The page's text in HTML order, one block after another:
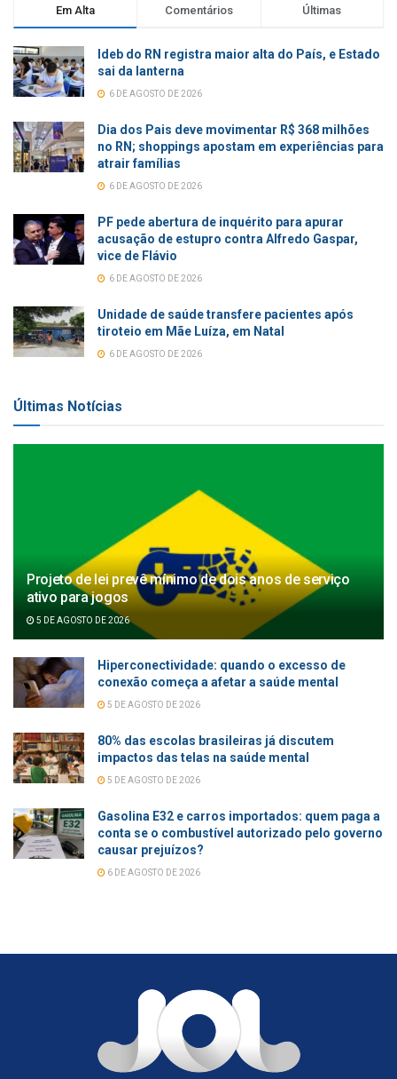
Em Alta Comentários Últimas
Ideb do RN registra maior alta do País, e Estado
sai da lanterna
6 DE AGOSTO DE 2026
Dia dos Pais deve movimentar R$ 368 milhões
no RN; shoppings apostam em experiências para
atrair famílias
6 DE AGOSTO DE 2026
PF pede abertura de inquérito para apurar
acusação de estupro contra Alfredo Gaspar,
vice de Flávio
6 DE AGOSTO DE 2026
Unidade de saúde transfere pacientes após
tiroteio em Mãe Luíza, em Natal
6 DE AGOSTO DE 2026
Últimas Notícias
Projeto de lei prevê mínimo de dois anos de serviço
ativo para jogos
5 DE AGOSTO DE 2026
Hiperconectividade: quando o excesso de
conexão começa a afetar a saúde mental
5 DE AGOSTO DE 2026
80% das escolas brasileiras já discutem
impactos das telas na saúde mental
5 DE AGOSTO DE 2026
Gasolina E32 e carros importados: quem paga a
conta se o combustível autorizado pelo governo
causar prejuízos?
6 DE AGOSTO DE 2026